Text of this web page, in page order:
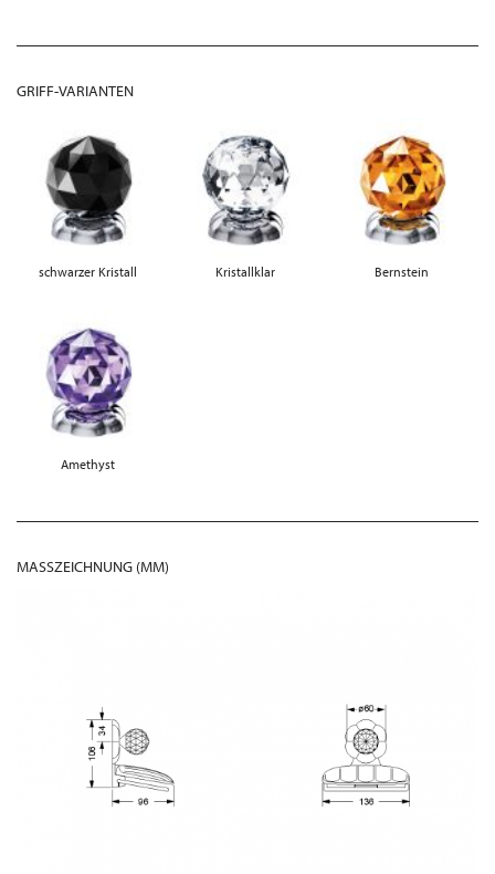
GRIFF-VARIANTEN
schwarzer Kristall Kristallklar Bernstein
Amethyst
MASSZEICHNUNG (MM)